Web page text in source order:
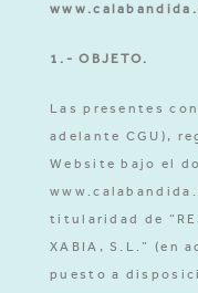
1.- OBJETO.
Las presentes
adelante CGU),
Website bajo el
titularidad de
XABIA, S.L.” (en
puesto a